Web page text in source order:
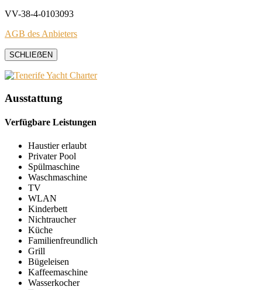
VV-38-4-0103093
AGB des Anbieters
SCHLIEẞEN
Ausstattung
Verfügbare Leistungen
Haustier erlaubt
Privater Pool
Spülmaschine
Waschmaschine
TV
WLAN
Kinderbett
Nichtraucher
Küche
Familienfreundlich
Grill
Bügeleisen
Kaffeemaschine
Wasserkocher